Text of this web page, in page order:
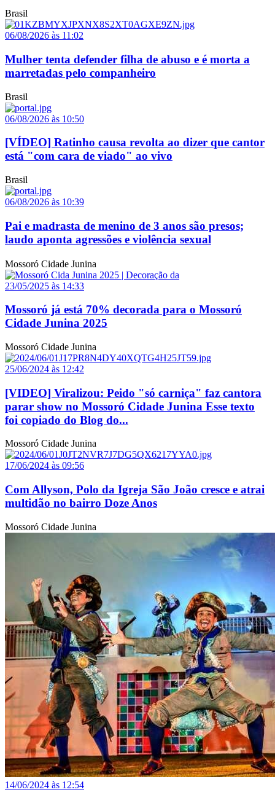
Brasil
06/08/2026 às 11:02
Mulher tenta defender filha de abuso e é morta a
marretadas pelo companheiro
Brasil
06/08/2026 às 10:50
[VÍDEO] Ratinho causa revolta ao dizer que cantor
está "com cara de viado" ao vivo
Brasil
06/08/2026 às 10:39
Pai e madrasta de menino de 3 anos são presos;
laudo aponta agressões e violência sexual
Mossoró Cidade Junina
23/05/2025 às 14:33
Mossoró já está 70% decorada para o Mossoró
Cidade Junina 2025
Mossoró Cidade Junina
25/06/2024 às 12:42
[VIDEO] Viralizou: Peido "só carniça" faz cantora
parar show no Mossoró Cidade Junina Esse texto
foi copiado do Blog do...
Mossoró Cidade Junina
17/06/2024 às 09:56
Com Allyson, Polo da Igreja São João cresce e atrai
multidão no bairro Doze Anos
Mossoró Cidade Junina
14/06/2024 às 12:54